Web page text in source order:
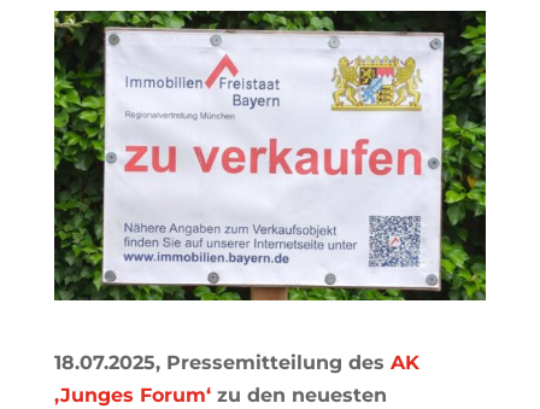
18.07.2025, Pressemitteilung des AK
‚Junges Forum‘zu den neuesten